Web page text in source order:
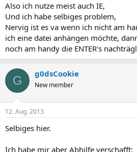
Also ich nutze meist auch IE,
Und ich habe selbiges problem,
Nervig ist es va wenn ich nicht am
ich eine datei anhängen möchte,
noch am handy die ENTER's
G g0dsCookie
New member
12. Aug. 2013
Selbiges hier.
Ich habe mir aber Abhilfe verschafft: